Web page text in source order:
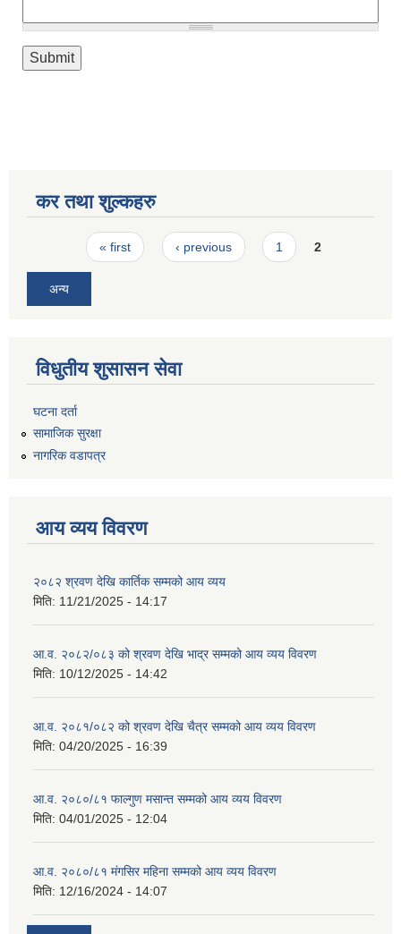
कर तथा शुल्कहरु
Pages« first ‹ previous 1 2
अन्य
विधुतीय शुसासन सेवा
घटना दर्ता
सामाजिक सुरक्षा
नागरिक वडापत्र
आय व्यय विवरण
२०८२ श्रवण देखि कार्तिक सम्मको आय व्यय
मिति: 11/21/2025 - 14:17
आ.व. २०८२/०८३ को श्रवण देखि भाद्र सम्मको आय व्यय विवरण
मिति: 10/12/2025 - 14:42
आ.व. २०८१/०८२ को श्रवण देखि चैत्र सम्मको आय व्यय विवरण
मिति: 04/20/2025 - 16:39
आ.व. २०८०/८१ फाल्गुण मसान्त सम्मको आय व्यय विवरण
मिति: 04/01/2025 - 12:04
आ.व. २०८०/८१ मंगसिर महिना सम्मको आय व्यय विवरण
मिति: 12/16/2024 - 14:07